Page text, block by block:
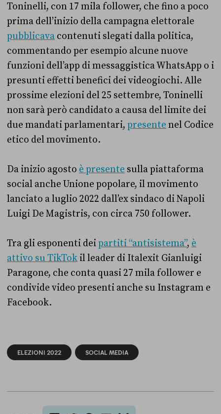
Toninelli, con 17 mila follower, che fino a poco
prima dell’inizio della campagna elettorale
pubblicava contenuti slegati dalla politica,
commentando per esempio alcune nuove
funzioni dell’app di messaggistica WhatsApp o i
presunti effetti benefici dei videogiochi. Alle
prossime elezioni del 25 settembre, Toninelli
non sarà però candidato a causa del limite dei
due mandati parlamentari, presente nel Codice
etico del movimento.
Da inizio agosto è presente sulla piattaforma
social anche Unione popolare, il movimento
lanciato a luglio 2022 dall’ex sindaco di Napoli
Luigi De Magistris, con circa 750 follower.
Tra gli esponenti deipartiti “antisistema”, è
attivo su TikTok il leader di Italexit Gianluigi
Paragone, che conta quasi 27 mila follower e
condivide video presenti anche su Instagram e
Facebook.
ELEZIONI 2022 SOCIAL MEDIA